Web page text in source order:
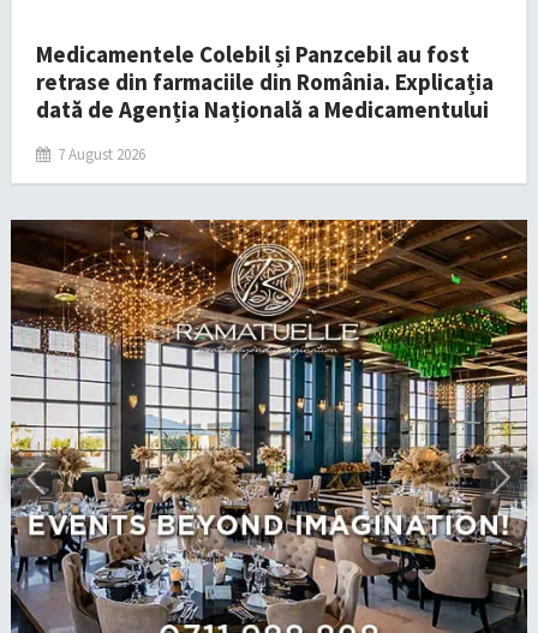
Medicamentele Colebil și Panzcebil au fost
retrase din farmaciile din România. Explicația
dată de Agenția Națională a Medicamentului
7 August 2026